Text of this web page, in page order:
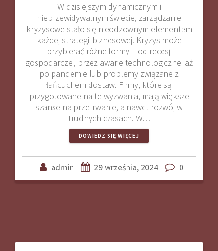
W dzisiejszym dynamicznym i
nieprzewidywalnym świecie, zarządzanie
kryzysowe stało się nieodzownym elementem
każdej strategii biznesowej. Kryzys może
przybierać różne formy – od recesji
gospodarczej, przez awarie technologiczne, aż
po pandemie lub problemy związane z
łańcuchem dostaw. Firmy, które są
przygotowane na te wyzwania, mają większe
szanse na przetrwanie, a nawet rozwój w
trudnych czasach. W…
DOWIEDZ SIĘ WIĘCEJ
admin 29 września, 2024 0